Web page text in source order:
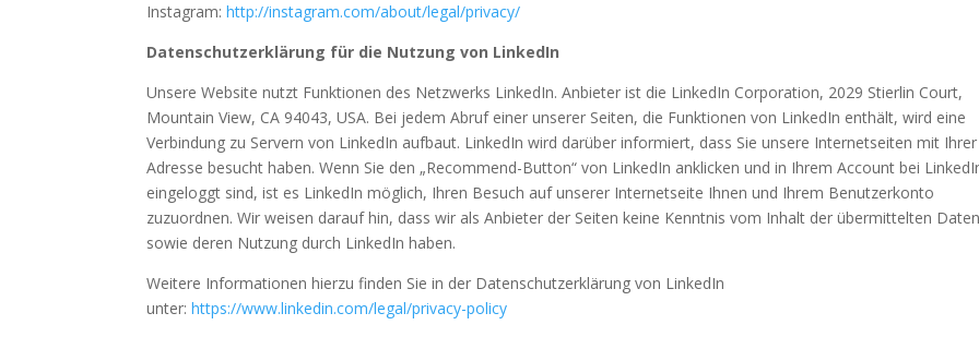
Instagram:http://instagram.com/about/legal/privacy/
Datenschutzerklärung für die Nutzung von LinkedIn
Unsere Website nutzt Funktionen des Netzwerks LinkedIn. Anbieter ist die LinkedIn Corporation, 2029 Stierlin Court,
Mountain View, CA 94043, USA. Bei jedem Abruf einer unserer Seiten, die Funktionen von LinkedIn enthält, wird eine
Verbindung zu Servern von LinkedIn aufbaut. LinkedIn wird darüber informiert, dass Sie unsere Internetseiten mit Ihrer
Adresse besucht haben. Wenn Sie den „Recommend-Button“ von LinkedIn anklicken und in Ihrem Account bei
eingeloggt sind, ist es LinkedIn möglich, Ihren Besuch auf unserer Internetseite Ihnen und Ihrem Benutzerkonto
zuzuordnen. Wir weisen darauf hin, dass wir als Anbieter der Seiten keine Kenntnis vom Inhalt der übermittelten Daten
sowie deren Nutzung durch LinkedIn haben.
Weitere Informationen hierzu finden Sie in der Datenschutzerklärung von LinkedIn
unter:https://www.linkedin.com/legal/privacy-policy